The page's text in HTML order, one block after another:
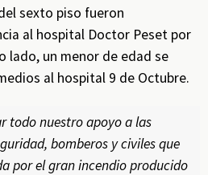
sexto piso fueron
al hospital Doctor Peset por
lado, un menor de edad se
al hospital 9 de Octubre.
todo nuestro apoyo a las
bomberos y civiles que
por el gran incendio producido